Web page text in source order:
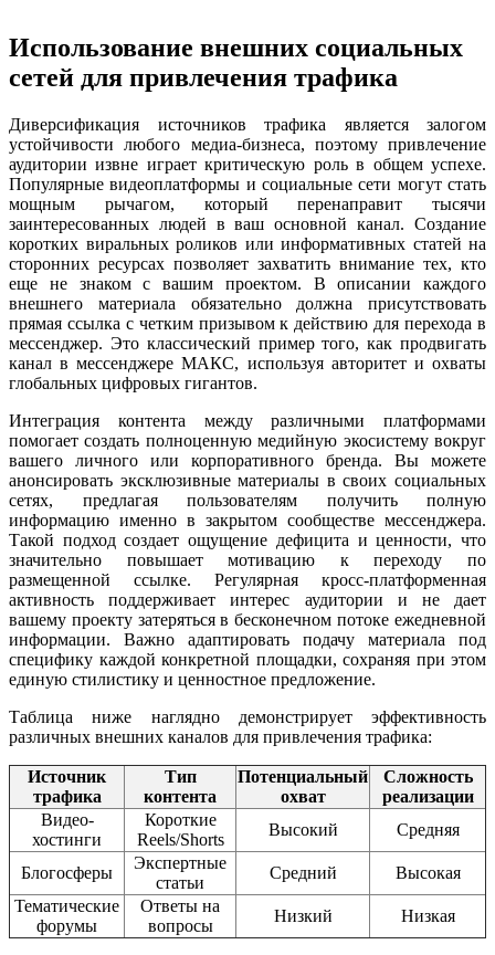
Использование внешних социальных
сетей для привлечения трафика
Диверсификация источников трафика является залогом
устойчивости любого медиа-бизнеса, поэтому привлечение
аудитории извне играет критическую роль в общем успехе.
Популярные видеоплатформы и социальные сети могут стать
мощным рычагом, который перенаправит тысячи
заинтересованных людей в ваш основной канал. Создание
коротких виральных роликов или информативных статей на
сторонних ресурсах позволяет захватить внимание тех, кто
еще не знаком с вашим проектом. В описании каждого
внешнего материала обязательно должна присутствовать
прямая ссылка с четким призывом к действию для перехода в
мессенджер. Это классический пример того, как продвигать
канал в мессенджере МАКС, используя авторитет и охваты
глобальных цифровых гигантов.
Интеграция контента между различными платформами
помогает создать полноценную медийную экосистему вокруг
вашего личного или корпоративного бренда. Вы можете
анонсировать эксклюзивные материалы в своих социальных
сетях, предлагая пользователям получить полную
информацию именно в закрытом сообществе мессенджера.
Такой подход создает ощущение дефицита и ценности, что
значительно повышает мотивацию к переходу по
размещенной ссылке. Регулярная кросс-платформенная
активность поддерживает интерес аудитории и не дает
вашему проекту затеряться в бесконечном потоке ежедневной
информации. Важно адаптировать подачу материала под
специфику каждой конкретной площадки, сохраняя при этом
единую стилистику и ценностное предложение.
Таблица ниже наглядно демонстрирует эффективность
различных внешних каналов для привлечения трафика:
Источник
трафика
Тип
контента
Потенциальный
охват
Сложность
реализации
Видео-
хостинги
Короткие
Reels/Shorts
Высокий Средняя
Блогосферы
Экспертные
статьи
Средний
Высокая
Тематические
форумы
Ответы на
вопросы
Низкий Низкая